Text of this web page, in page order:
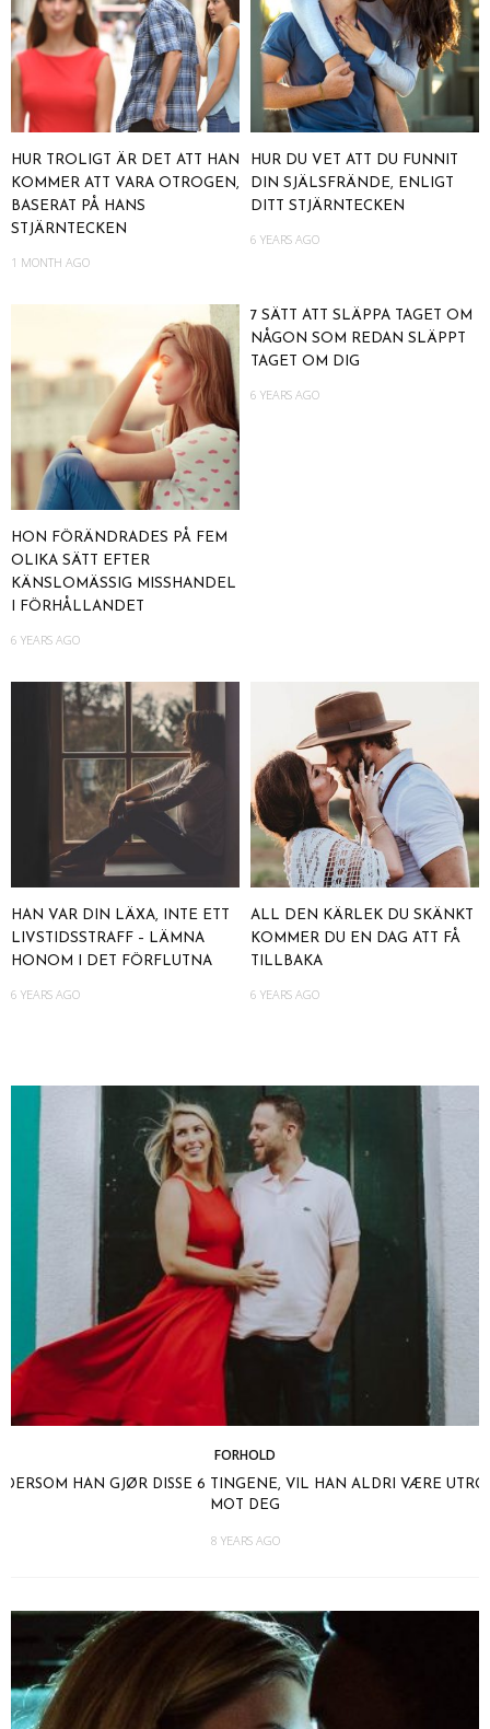
HUR TROLIGT ÄR DET ATT HAN
KOMMER ATT VARA OTROGEN,
BASERAT PÅ HANS
STJÄRNTECKEN
1 MONTH AGO
HUR DU VET ATT DU FUNNIT
DIN SJÄLSFRÄNDE, ENLIGT
DITT STJÄRNTECKEN
6 YEARS AGO
HON FÖRÄNDRADES PÅ FEM
OLIKA SÄTT EFTER
KÄNSLOMÄSSIG MISSHANDEL
I FÖRHÅLLANDET
6 YEARS AGO
7 SÄTT ATT SLÄPPA TAGET OM
NÅGON SOM REDAN SLÄPPT
TAGET OM DIG
6 YEARS AGO
HAN VAR DIN LÄXA, INTE ETT
LIVSTIDSSTRAFF – LÄMNA
HONOM I DET FÖRFLUTNA
6 YEARS AGO
ALL DEN KÄRLEK DU SKÄNKT
KOMMER DU EN DAG ATT FÅ
TILLBAKA
6 YEARS AGO
FORHOLD
DERSOM HAN GJØR DISSE 6 TINGENE, VIL HAN ALDRI VÆRE UTRO
MOT DEG
8 YEARS AGO